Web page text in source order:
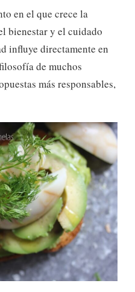
en el que crece la
bienestar y el cuidado
influye directamente en
de muchos
más responsables,